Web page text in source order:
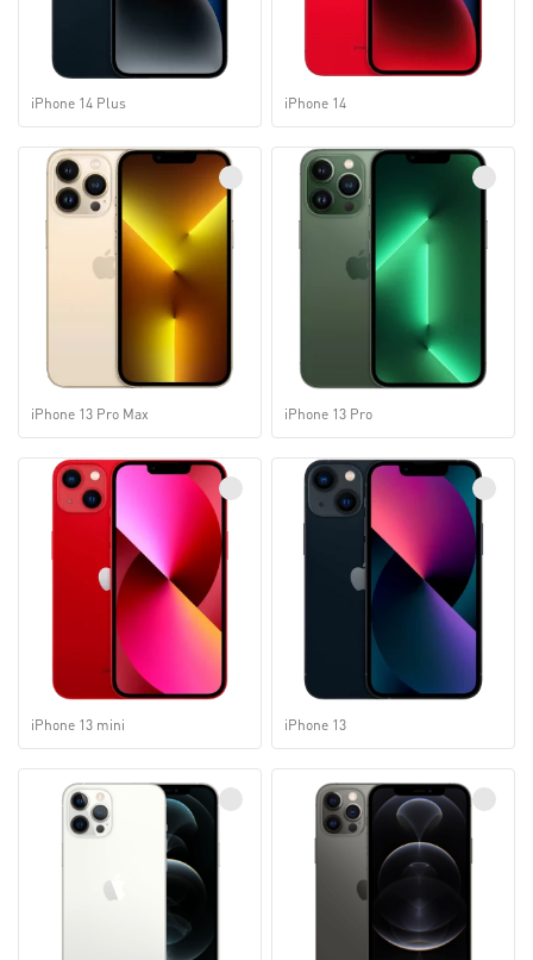
iPhone 14 Plus iPhone 14
iPhone 13 Pro Max iPhone 13 Pro
iPhone 13 mini iPhone 13